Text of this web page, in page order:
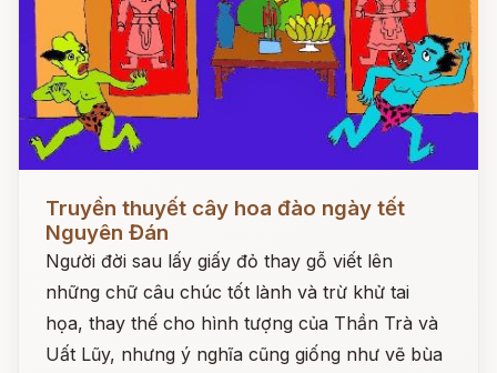
Đọc ngay
Truyền thuyết cây hoa đào ngày tết
Nguyên Đán
Người đời sau lấy giấy đỏ thay gỗ viết lên
những chữ câu chúc tốt lành và trừ khử tai
họa, thay thế cho hình tượng của Thần Trà và
Uất Lũy, nhưng ý nghĩa cũng giống như vẽ bùa